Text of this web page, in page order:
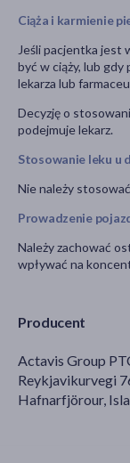
Producent
Actavis Group
Reykjavikurvegi
Hafnarfjörour,
Ciąża i karmienie
Jeśli pacjentka jest
być w ciąży, lub gdy
lekarza lub
Decyzję o
podejmuje lekarz.
Stosowanie leku u
Nie należy
Prowadzenie
Należy zachować
wpływać na